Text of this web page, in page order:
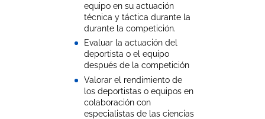
equipo en su actuación
técnica y táctica durante la
durante la competición.
Evaluar la actuación del
deportista o el equipo
después de la competición
Valorar el rendimiento de
los deportistas o equipos en
colaboración con
especialistas de las ciencias